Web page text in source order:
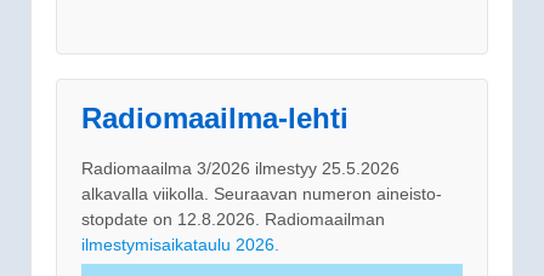
Radiomaailma-lehti
Radiomaailma 3/2026 ilmestyy 25.5.2026
alkavalla viikolla. Seuraavan numeron aineisto-
stopdate on 12.8.2026. Radiomaailman
ilmestymisaikataulu 2026.